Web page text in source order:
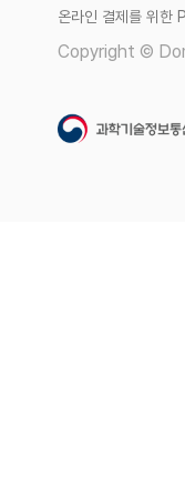
온라인 결제를 위한
Copyright ©